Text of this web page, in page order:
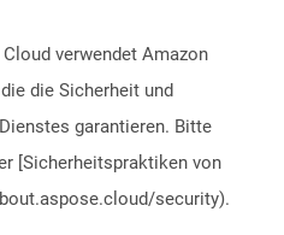
verwendet Amazon
die Sicherheit und
garantieren. Bitte
[Sicherheitspraktiken von
security).